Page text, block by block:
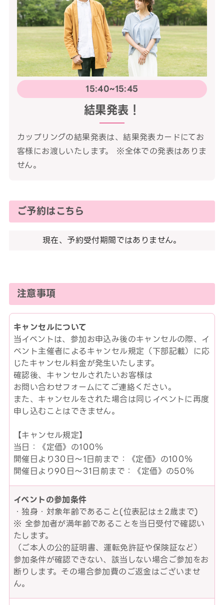
15:40~15:45
結果発表！
カップリングの結果発表は、結果発表カードにてお
客様にお渡しいたします。 ※全体での発表はありま
せん。
ご予約はこちら
現在、予約受付期間ではありません。
注意事項
キャンセルについて
当イベントは、参加お申込み後のキャンセルの際、イ
ベント主催者によるキャンセル規定（下部記載）に応
じたキャンセル料金が発生いたします。
確認後、キャンセルされたいお客様は
お問い合わせフォームにてご連絡ください。
また、キャンセルをされた場合は同じイベントに再度
申し込むことはできません。
【キャンセル規定】
当日：《定価》の100％
開催日より30日～1日前まで：《定価》の100％
開催日より90日～31日前まで：《定価》の50％
イベントの参加条件
・独身・対象年齢であること(位表記は±2歳まで)
※ 全参加者が満年齢であることを当日受付で確認い
たします。
（ご本人の公的証明書、運転免許証や保険証など）
参加条件が確認できない、該当しない場合ご参加をお
断りします。その場合参加費のご返金はございませ
ん。